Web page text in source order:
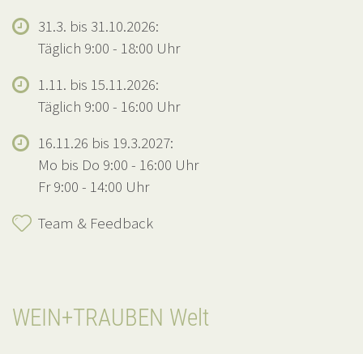
31.3. bis 31.10.2026:
Täglich 9:00 - 18:00 Uhr
1.11. bis 15.11.2026:
Täglich 9:00 - 16:00 Uhr
16.11.26 bis 19.3.2027:
Mo bis Do 9:00 - 16:00 Uhr
Fr 9:00 - 14:00 Uhr
Team & Feedback
WEIN+TRAUBEN Welt